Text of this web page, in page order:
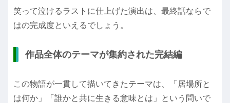
笑って泣けるラストに仕上げた演出は、最終話ならで
はの完成度といえるでしょう。
作品全体のテーマが集約された完結編
この物語が一貫して描いてきたテーマは、「居場所と
は何か」「誰かと共に生きる意味とは」という問いで